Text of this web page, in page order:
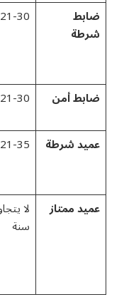
ضابط
شرطة
21-30 سنة
ضابط أمن
21-30 سنة
عميد شرطة
21-35 سنة
عميد ممتاز
سنة